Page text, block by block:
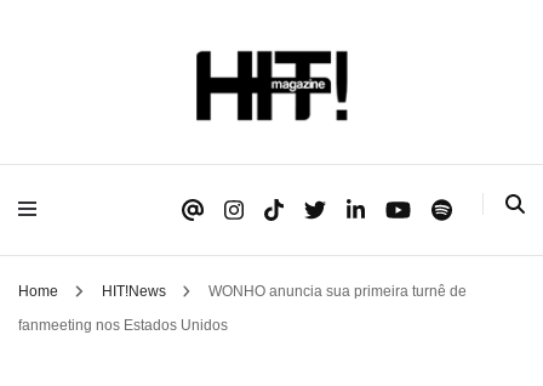
HIT!Magazine
Home HIT!News
WONHO anuncia sua primeira turnê de
fanmeeting nos Estados Unidos